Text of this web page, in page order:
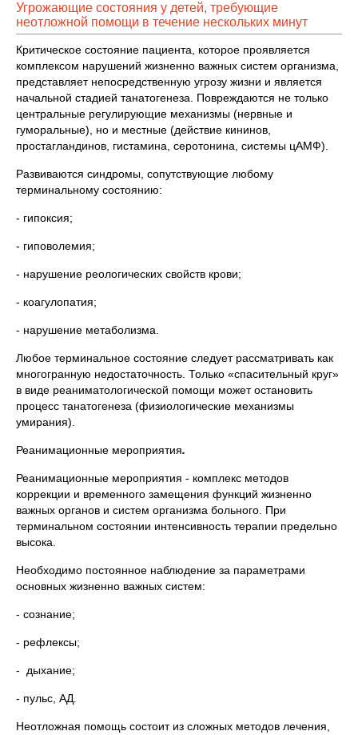
Угрожающие состояния у детей, требующие
неотложной помощи в течение нескольких минут
Критическое состояние пациента, которое проявляется
комплексом нарушений жизненно важных систем организма,
представляет непосредственную угрозу жизни и является
начальной стадией танатогенеза. Повреждаются не только
центральные регулирующие механизмы (нервные и
гуморальные), но и местные (действие кининов,
простагландинов, гистамина, серотонина, системы цАМФ).
Развиваются синдромы, сопутствующие любому
терминальному состоянию:
- гипоксия;
- гиповолемия;
- нарушение реологических свойств крови;
- коагулопатия;
- нарушение метаболизма.
Любое терминальное состояние следует рассматривать как
многогранную недостаточность. Только «спасительный круг»
в виде реаниматологической помощи может остановить
процесс танатогенеза (физиологические механизмы
умирания).
Реанимационные мероприятия.
Реанимационные мероприятия - комплекс методов
коррекции и временного замещения функций жизненно
важных органов и систем организма больного. При
терминальном состоянии интенсивность терапии предельно
высока.
Необходимо постоянное наблюдение за параметрами
основных жизненно важных систем:
- сознание;
- рефлексы;
- дыхание;
- пульс, АД.
Неотложная помощь состоит из сложных методов лечения,